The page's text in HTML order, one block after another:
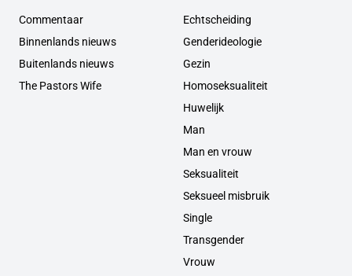
Commentaar
Binnenlands nieuws
Buitenlands nieuws
The Pastors Wife
Echtscheiding
Genderideologie
Gezin
Homoseksualiteit
Huwelijk
Man
Man en vrouw
Seksualiteit
Seksueel misbruik
Single
Transgender
Vrouw